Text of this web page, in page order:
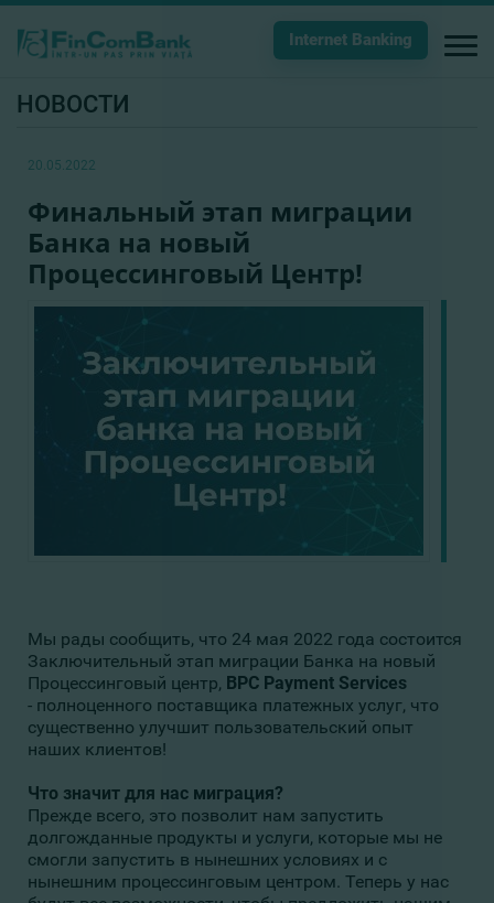
Internet Banking
НОВОСТИ
20.05.2022
Финальный этап миграции
Банка на новый
Процессинговый Центр!
Мы рады сообщить, что 24 мая 2022 года состоится
Заключительный этап миграции Банка на новый
Процессинговый центр, BPC Payment Services
- полноценного поставщика платежных услуг, что
существенно улучшит пользовательский опыт
наших клиентов!
Что значит для нас миграция?
Прежде всего, это позволит нам запустить
долгожданные продукты и услуги, которые мы не
смогли запустить в нынешних условиях и с
нынешним процессинговым центром. Теперь у нас